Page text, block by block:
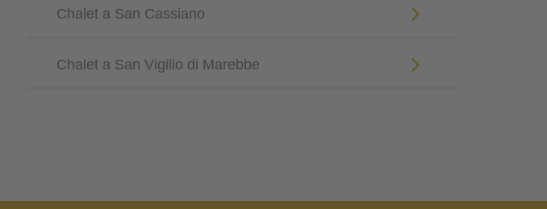
Chalet a San Cassiano
Chalet a San Vigilio di Marebbe